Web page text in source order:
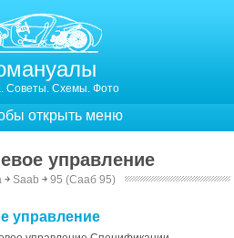
Советы. Схемы. Фото
открыть меню
управление
￫ Saab ￫ 95 (Сааб 95)
управление